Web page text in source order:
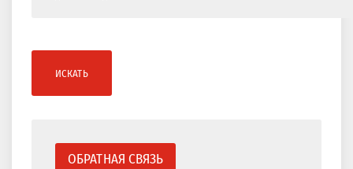
ИСКАТЬ
ОБРАТНАЯ СВЯЗЬ